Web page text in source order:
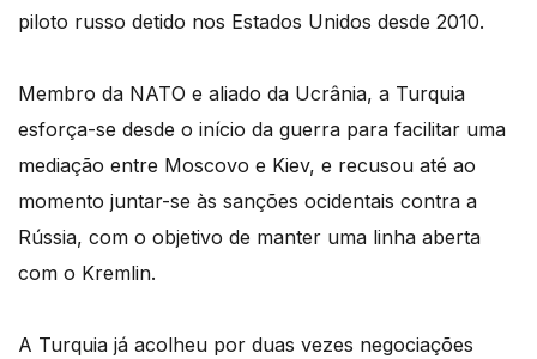
piloto russo detido nos Estados Unidos desde 2010.
Membro da NATO e aliado da Ucrânia, a Turquia
esforça-se desde o início da guerra para facilitar uma
mediação entre Moscovo e Kiev, e recusou até ao
momento juntar-se às sanções ocidentais contra a
Rússia, com o objetivo de manter uma linha aberta
com o Kremlin.
A Turquia já acolheu por duas vezes negociações